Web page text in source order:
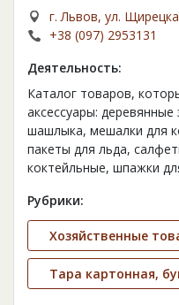
г. Львов, ул.
+38 (097) 2953131
Деятельность:
Каталог товаров,
аксессуары:
шашлыка, мешалки для
пакеты для льда,
коктейльные, шпажки
Рубрики:
Хозяйственные
Тара картонная,